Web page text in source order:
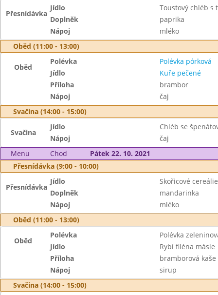
Přesnídávka
Jídlo
Toustový chléb s
Doplněk
paprika
Nápoj
mléko
Oběd (11:00 - 13:00)
Oběd
Polévka
Polévka pórková
Jídlo
Kuře pečené
Příloha
brambor
Nápoj
čaj
Svačina (14:00 - 15:00)
Svačina
Jídlo
Chléb se
Nápoj
čaj
Menu
Chod
Pátek 22. 10. 2021
Přesnídávka (9:00 - 10:00)
Přesnídávka
Jídlo
Skořicové cereálie
Doplněk
mandarinka
Nápoj
mléko
Oběd (11:00 - 13:00)
Oběd
Polévka
Polévka
Jídlo
Rybí filéna másle
Příloha
bramborová kaše
Nápoj
sirup
Svačina (14:00 - 15:00)